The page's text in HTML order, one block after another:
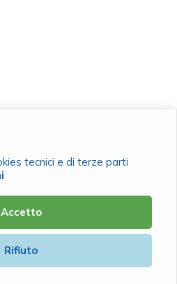
del Banco Marchigiano
tecnici e di terze parti
Accetto
Rifiuto